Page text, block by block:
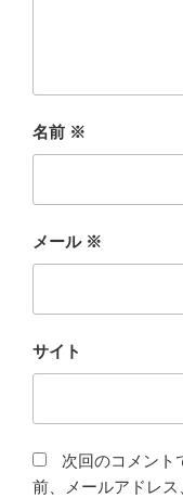
名前 ※
メール ※
サイト
次回のコメント
前、メールアドレス